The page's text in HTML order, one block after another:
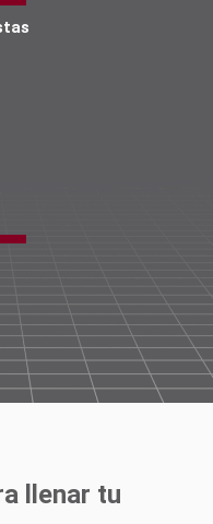
llenar tu